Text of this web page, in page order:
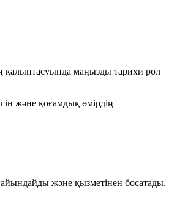
қалыптасуында маңызды тарихи рөл
және қоғамдық өмірдің
және қызметінен босатады.